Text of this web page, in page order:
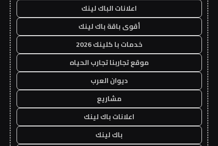
اعلانات الباك لينك
أقوى باقة باك لينك
خدمات با كلينك 2026
موقع تجاربنا تجارب الحياه
ديوان العرب
مشاريع
اعلانات باك لينك
باك لينك